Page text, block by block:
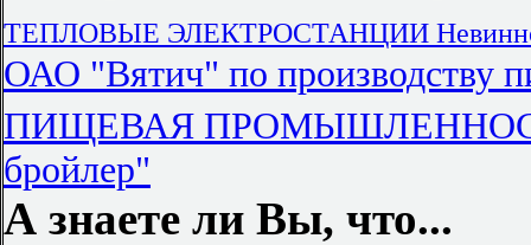
ТЕПЛОВЫЕ ЭЛЕКТРОСТАНЦИИ
ОАО "Вятич" по производству
ПИЩЕВАЯ
бройлер"
А знаете ли Вы, что...